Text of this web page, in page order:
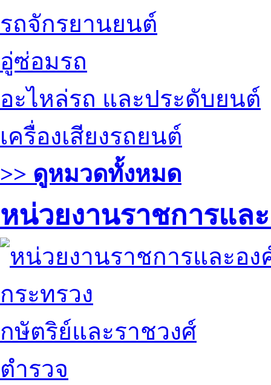
รถจักรยานยนต์
อู่ซ่อมรถ
อะไหล่รถ และประดับยนต์
เครื่องเสียงรถยนต์
>> ดูหมวดทั้งหมด
หน่วยงานราชการแล
กระทรวง
กษัตริย์และราชวงศ์
ตำรวจ